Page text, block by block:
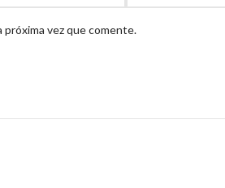
vez que comente.